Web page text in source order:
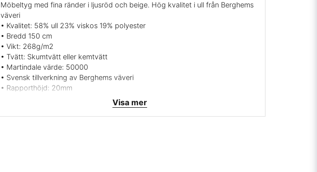
Möbeltyg med fina ränder i ljusröd och beige. Hög kvalitet i ull från Berghems
väveri
• Kvalitet: 58% ull 23% viskos 19% polyester
• Bredd 150 cm
• Vikt: 268g/m2
• Tvätt: Skumtvätt eller kemtvätt
• Martindale värde: 50000
• Svensk tillverkning av Berghems väveri
• Rapporthöjd: 20mm
• Färger: Ljusröd och beige med en liten grå rand
• Beställningsvara, ingen returrätt
Visa mer